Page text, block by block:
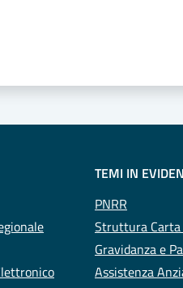
da 1 a 5 stelle
TEMI IN
PNRR
Struttura Carta
Gravidanza e
Assistenza